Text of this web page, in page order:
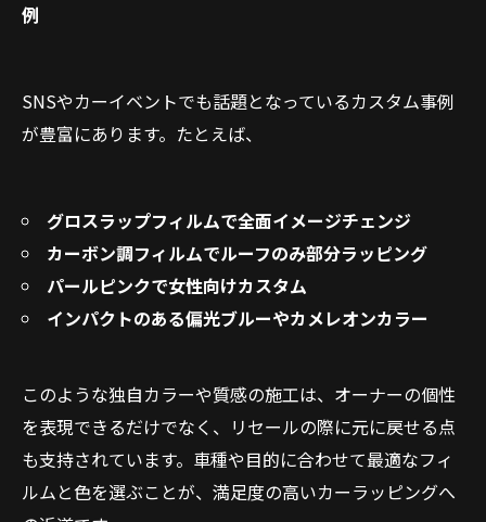
例
SNSやカーイベントでも話題となっているカスタム事例
が豊富にあります。たとえば、
グロスラップフィルムで全面イメージチェンジ
カーボン調フィルムでルーフのみ部分ラッピング
パールピンクで女性向けカスタム
インパクトのある偏光ブルーやカメレオンカラー
このような独自カラーや質感の施工は、オーナーの個性
を表現できるだけでなく、リセールの際に元に戻せる点
も支持されています。車種や目的に合わせて最適なフィ
ルムと色を選ぶことが、満足度の高いカーラッピングへ